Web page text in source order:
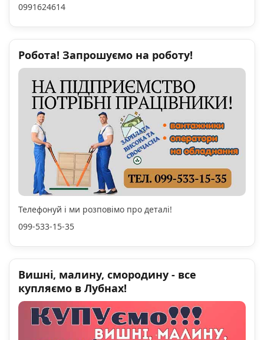
0991624614
Робота! Запрошуємо на роботу!
Телефонуй і ми розповімо про деталі!
099-533-15-35
Вишні, малину, смородину - все
купляємо в Лубнах!